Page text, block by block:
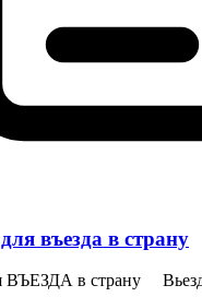
въезда в страну
ВЪЕЗДА в страну Вьезд